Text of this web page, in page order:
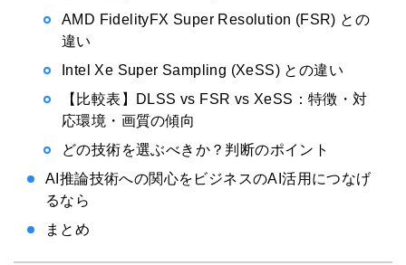
AMD FidelityFX Super Resolution (FSR) との
違い
Intel Xe Super Sampling (XeSS) との違い
【比較表】DLSS vs FSR vs XeSS：特徴・対
応環境・画質の傾向
どの技術を選ぶべきか？判断のポイント
AI推論技術への関心をビジネスのAI活用につなげ
るなら
まとめ